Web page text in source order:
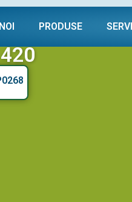
PRODUSE